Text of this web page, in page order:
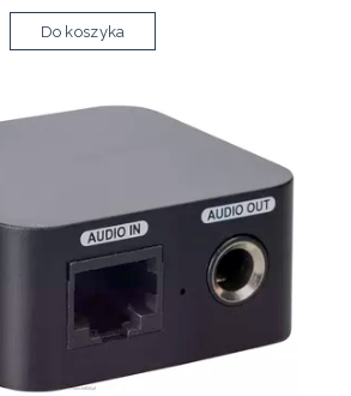
Do koszyka